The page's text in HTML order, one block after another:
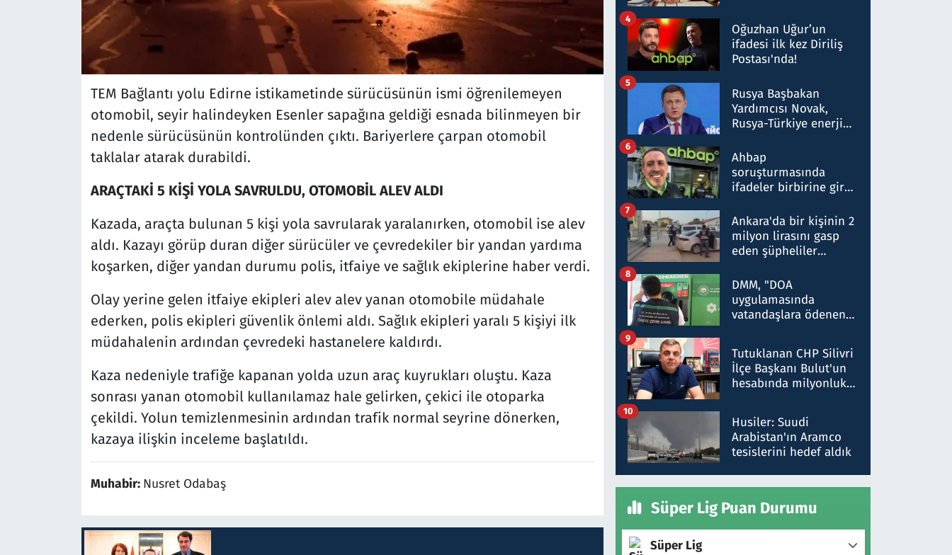
TEM Bağlantı yolu Edirne istikametinde sürücüsünün ismi öğrenilemeyen
otomobil, seyir halindeyken Esenler sapağına geldiği esnada bilinmeyen bir
nedenle sürücüsünün kontrolünden çıktı. Bariyerlere çarpan otomobil
taklalar atarak durabildi.
ARAÇTAKİ 5 KİŞİ YOLA SAVRULDU, OTOMOBİL ALEV ALDI
Kazada, araçta bulunan 5 kişi yola savrularak yaralanırken, otomobil ise alev
aldı. Kazayı görüp duran diğer sürücüler ve çevredekiler bir yandan yardıma
koşarken, diğer yandan durumu polis, itfaiye ve sağlık ekiplerine haber verdi.
Olay yerine gelen itfaiye ekipleri alev alev yanan otomobile müdahale
ederken, polis ekipleri güvenlik önlemi aldı. Sağlık ekipleri yaralı 5 kişiyi ilk
müdahalenin ardından çevredeki hastanelere kaldırdı.
Kaza nedeniyle trafiğe kapanan yolda uzun araç kuyrukları oluştu. Kaza
sonrası yanan otomobil kullanılamaz hale gelirken, çekici ile otoparka
çekildi. Yolun temizlenmesinin ardından trafik normal seyrine dönerken,
kazaya ilişkin inceleme başlatıldı.
Muhabir: Nusret Odabaş
Oğuzhan Uğur’un
ifadesi ilk kez Diriliş
Postası'nda!
4
Rusya Başbakan
Yardımcısı Novak,
Rusya-Türkiye enerji
nitelikte olduğunu
belirtti
5
Ahbap
soruşturmasında
ifadeler birbirine girdi:
ifadelerinden ortaya
çıkan tablo şok etti
6
Ankara'da bir kişinin 2
milyon lirasını gasp
eden şüpheliler
7
DMM, "DOA
uygulamasında
vatandaşlara ödenen
düşürüldüğü" iddiasını
yalanladı
8
Tutuklanan CHP Silivri
İlçe Başkanı Bulut'un
hesabında milyonluk
talimat verdi, ben
gönderdim
9
Husiler: Suudi
Arabistan'ın Aramco
tesislerini hedef aldık
10
Süper Lig Puan Durumu
Süper Lig